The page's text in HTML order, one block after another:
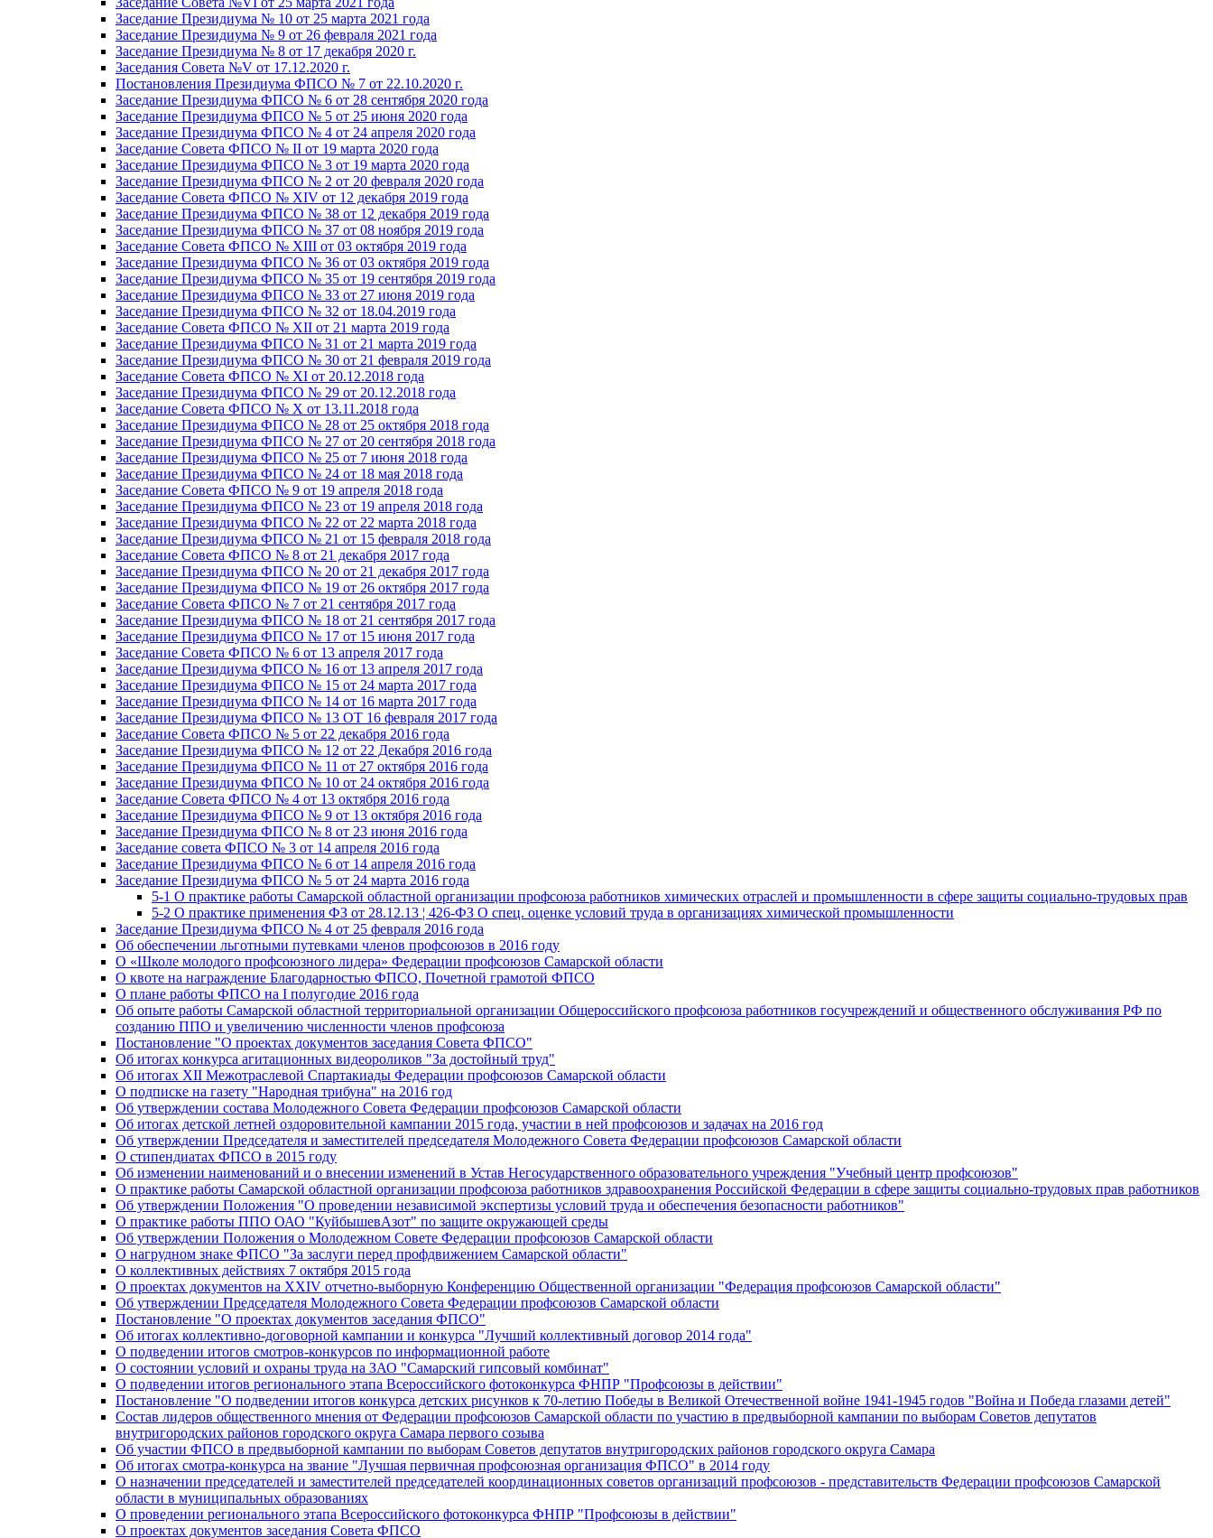
Заседание Президиума № 10 от 25 марта 2021 года
Заседание Президиума № 9 от 26 февраля 2021 года
Заседание Президиума № 8 от 17 декабря 2020 г.
Заседания Совета №V от 17.12.2020 г.
Постановления Президиума ФПСО № 7 от 22.10.2020 г.
Заседание Президиума ФПСО № 6 от 28 сентября 2020 года
Заседание Президиума ФПСО № 5 от 25 июня 2020 года
Заседание Президиума ФПСО № 4 от 24 апреля 2020 года
Заседание Совета ФПСО № II от 19 марта 2020 года
Заседание Президиума ФПСО № 3 от 19 марта 2020 года
Заседание Президиума ФПСО № 2 от 20 февраля 2020 года
Заседание Совета ФПСО № XIV от 12 декабря 2019 года
Заседание Президиума ФПСО № 38 от 12 декабря 2019 года
Заседание Президиума ФПСО № 37 от 08 ноября 2019 года
Заседание Совета ФПСО № XIII от 03 октября 2019 года
Заседание Президиума ФПСО № 36 от 03 октября 2019 года
Заседание Президиума ФПСО № 35 от 19 сентября 2019 года
Заседание Президиума ФПСО № 33 от 27 июня 2019 года
Заседание Президиума ФПСО № 32 от 18.04.2019 года
Заседание Совета ФПСО № XII от 21 марта 2019 года
Заседание Президиума ФПСО № 31 от 21 марта 2019 года
Заседание Президиума ФПСО № 30 от 21 февраля 2019 года
Заседание Совета ФПСО № XI от 20.12.2018 года
Заседание Президиума ФПСО № 29 от 20.12.2018 года
Заседание Совета ФПСО № X от 13.11.2018 года
Заседание Президиума ФПСО № 28 от 25 октября 2018 года
Заседание Президиума ФПСО № 27 от 20 сентября 2018 года
Заседание Президиума ФПСО № 25 от 7 июня 2018 года
Заседание Президиума ФПСО № 24 от 18 мая 2018 года
Заседание Совета ФПСО № 9 от 19 апреля 2018 года
Заседание Президиума ФПСО № 23 от 19 апреля 2018 года
Заседание Президиума ФПСО № 22 от 22 марта 2018 года
Заседание Президиума ФПСО № 21 от 15 февраля 2018 года
Заседание Совета ФПСО № 8 от 21 декабря 2017 года
Заседание Президиума ФПСО № 20 от 21 декабря 2017 года
Заседание Президиума ФПСО № 19 от 26 октября 2017 года
Заседание Совета ФПСО № 7 от 21 сентября 2017 года
Заседание Президиума ФПСО № 18 от 21 сентября 2017 года
Заседание Президиума ФПСО № 17 от 15 июня 2017 года
Заседание Совета ФПСО № 6 от 13 апреля 2017 года
Заседание Президиума ФПСО № 16 от 13 апреля 2017 года
Заседание Президиума ФПСО № 15 от 24 марта 2017 года
Заседание Президиума ФПСО № 14 от 16 марта 2017 года
Заседание Президиума ФПСО № 13 ОТ 16 февраля 2017 года
Заседание Совета ФПСО № 5 от 22 декабря 2016 года
Заседание Президиума ФПСО № 12 от 22 Декабря 2016 года
Заседание Президиума ФПСО № 11 от 27 октября 2016 года
Заседание Президиума ФПСО № 10 от 24 октября 2016 года
Заседание Совета ФПСО № 4 от 13 октября 2016 года
Заседание Президиума ФПСО № 9 от 13 октября 2016 года
Заседание Президиума ФПСО № 8 от 23 июня 2016 года
Заседание совета ФПСО № 3 от 14 апреля 2016 года
Заседание Президиума ФПСО № 6 от 14 апреля 2016 года
Заседание Президиума ФПСО № 5 от 24 марта 2016 года
5-1 О практике работы Самарской областной организации профсоюза работников химических отраслей и промышленности в сфере защиты социально-трудовых прав
5-2 О практике применения ФЗ от 28.12.13 ¦ 426-ФЗ О спец. оценке условий труда в организациях химической промышленности
Заседание Президиума ФПСО № 4 от 25 февраля 2016 года
Об обеспечении льготными путевками членов профсоюзов в 2016 году
О «Школе молодого профсоюзного лидера» Федерации профсоюзов Самарской области
О квоте на награждение Благодарностью ФПСО, Почетной грамотой ФПСО
О плане работы ФПСО на I полугодие 2016 года
Об опыте работы Самарской областной территориальной организации Общероссийского профсоюза работников госучреждений и общественного обслуживания РФ по
созданию ППО и увеличению численности членов профсоюза
Постановление "О проектах документов заседания Совета ФПСО"
Об итогах конкурса агитационных видеороликов "За достойный труд"
Об итогах XII Межотраслевой Спартакиады Федерации профсоюзов Самарской области
О подписке на газету "Народная трибуна" на 2016 год
Об утверждении состава Молодежного Совета Федерации профсоюзов Самарской области
Об итогах детской летней оздоровительной кампании 2015 года, участии в ней профсоюзов и задачах на 2016 год
Об утверждении Председателя и заместителей председателя Молодежного Совета Федерации профсоюзов Самарской области
О стипендиатах ФПСО в 2015 году
Об изменении наименований и о внесении изменений в Устав Негосударственного образовательного учреждения "Учебный центр профсоюзов"
О практике работы Самарской областной организации профсоюза работников здравоохранения Российской Федерации в сфере защиты социально-трудовых прав работников
Об утверждении Положения "О проведении независимой экспертизы условий труда и обеспечения безопасности работников"
О практике работы ППО ОАО "КуйбышевАзот" по защите окружающей среды
Об утверждении Положения о Молодежном Совете Федерации профсоюзов Самарской области
О нагрудном знаке ФПСО "За заслуги перед профдвижением Самарской области"
О коллективных действиях 7 октября 2015 года
О проектах документов на XXIV отчетно-выборную Конференцию Общественной организации "Федерация профсоюзов Самарской области"
Об утверждении Председателя Молодежного Совета Федерации профсоюзов Самарской области
Постановление "О проектах документов заседания ФПСО"
Об итогах коллективно-договорной кампании и конкурса "Лучший коллективный договор 2014 года"
О подведении итогов смотров-конкурсов по информационной работе
О состоянии условий и охраны труда на ЗАО "Самарский гипсовый комбинат"
О подведении итогов регионального этапа Всероссийского фотоконкурса ФНПР "Профсоюзы в действии"
Постановление "О подведении итогов конкурса детских рисунков к 70-летию Победы в Великой Отечественной войне 1941-1945 годов "Война и Победа глазами детей"
Состав лидеров общественного мнения от Федерации профсоюзов Самарской области по участию в предвыборной кампании по выборам Советов депутатов
внутригородских районов городского округа Самара первого созыва
Об участии ФПСО в предвыборной кампании по выборам Советов депутатов внутригородских районов городского округа Самара
Об итогах смотра-конкурса на звание "Лучшая первичная профсоюзная организация ФПСО" в 2014 году
О назначении председателей и заместителей председателей координационных советов организаций профсоюзов - представительств Федерации профсоюзов Самарской
области в муниципальных образованиях
О проведении регионального этапа Всероссийского фотоконкурса ФНПР "Профсоюзы в действии"
О проектах документов заседания Совета ФПСО